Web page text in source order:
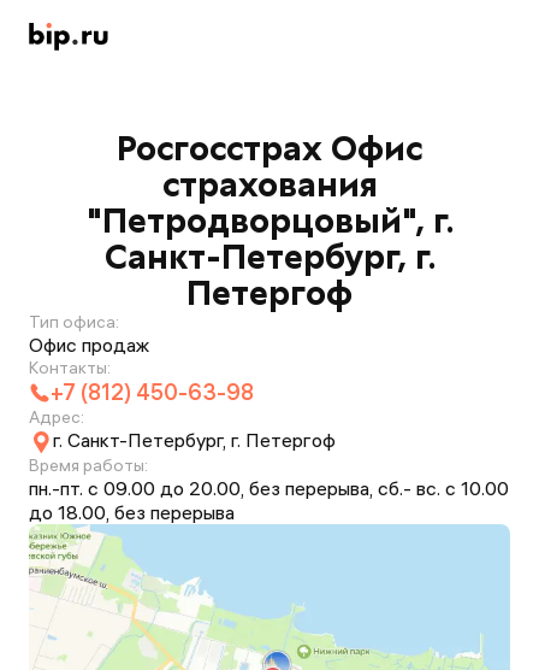
Росгосстрах Офис
страхования
"Петродворцовый", г.
Санкт-Петербург, г.
Петергоф
Тип офиса:
Офис продаж
Контакты:
+7 (812) 450-63-98
Адрес:
г. Санкт-Петербург, г. Петергоф
Время работы:
пн.-пт. с 09.00 до 20.00, без перерыва, сб.- вс. с 10.00
до 18.00, без перерыва